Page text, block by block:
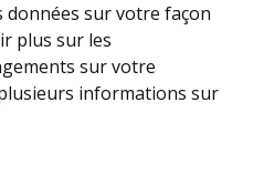
sur votre façon
plus sur les
sur votre
informations sur